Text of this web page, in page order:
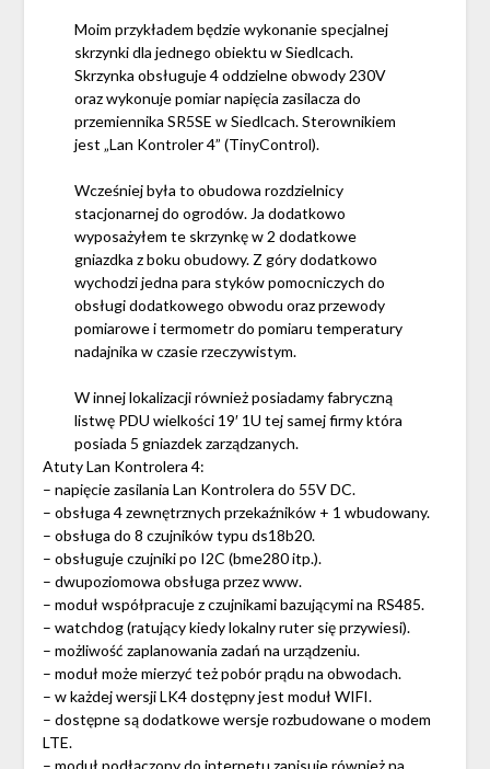
Moim przykładem będzie wykonanie specjalnej
skrzynki dla jednego obiektu w Siedlcach.
Skrzynka obsługuje 4 oddzielne obwody 230V
oraz wykonuje pomiar napięcia zasilacza do
przemiennika SR5SE w Siedlcach. Sterownikiem
jest „Lan Kontroler 4” (TinyControl).
Wcześniej była to obudowa rozdzielnicy
stacjonarnej do ogrodów. Ja dodatkowo
wyposażyłem te skrzynkę w 2 dodatkowe
gniazdka z boku obudowy. Z góry dodatkowo
wychodzi jedna para styków pomocniczych do
obsługi dodatkowego obwodu oraz przewody
pomiarowe i termometr do pomiaru temperatury
nadajnika w czasie rzeczywistym.
W innej lokalizacji również posiadamy fabryczną
listwę PDU wielkości 19′ 1U tej samej firmy która
posiada 5 gniazdek zarządzanych.
Atuty Lan Kontrolera 4:
– napięcie zasilania Lan Kontrolera do 55V DC.
– obsługa 4 zewnętrznych przekaźników + 1 wbudowany.
– obsługa do 8 czujników typu ds18b20.
– obsługuje czujniki po I2C (bme280 itp.).
– dwupoziomowa obsługa przez www.
– moduł współpracuje z czujnikami bazującymi na RS485.
– watchdog (ratujący kiedy lokalny ruter się przywiesi).
– możliwość zaplanowania zadań na urządzeniu.
– moduł może mierzyć też pobór prądu na obwodach.
– w każdej wersji LK4 dostępny jest moduł WIFI.
– dostępne są dodatkowe wersje rozbudowane o modem
LTE.